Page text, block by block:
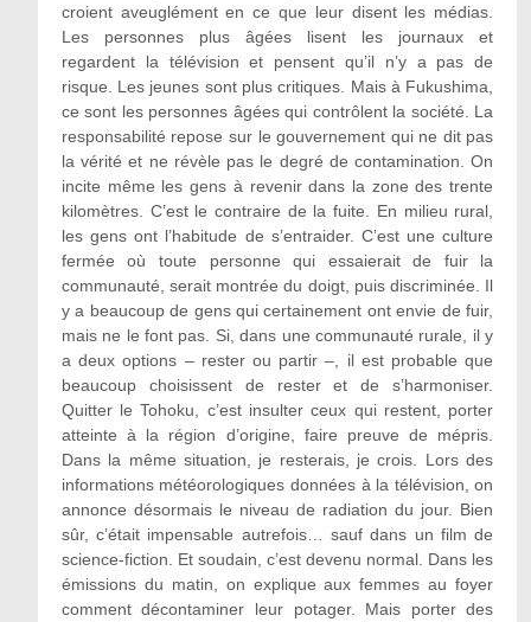
croient aveuglément en ce que leur disent les médias.
Les personnes plus âgées lisent les journaux et
regardent la télévision et pensent qu’il n’y a pas de
risque. Les jeunes sont plus critiques. Mais à Fukushima,
ce sont les personnes âgées qui contrôlent la société. La
responsabilité repose sur le gouvernement qui ne dit pas
la vérité et ne révèle pas le degré de contamination. On
incite même les gens à revenir dans la zone des trente
kilomètres. C’est le contraire de la fuite. En milieu rural,
les gens ont l’habitude de s’entraider. C’est une culture
fermée où toute personne qui essaierait de fuir la
communauté, serait montrée du doigt, puis discriminée. Il
y a beaucoup de gens qui certainement ont envie de fuir,
mais ne le font pas. Si, dans une communauté rurale, il y
a deux options – rester ou partir –, il est probable que
beaucoup choisissent de rester et de s’harmoniser.
Quitter le Tohoku, c’est insulter ceux qui restent, porter
atteinte à la région d’origine, faire preuve de mépris.
Dans la même situation, je resterais, je crois. Lors des
informations météorologiques données à la télévision, on
annonce désormais le niveau de radiation du jour. Bien
sûr, c’était impensable autrefois… sauf dans un film de
science-fiction. Et soudain, c’est devenu normal. Dans les
émissions du matin, on explique aux femmes au foyer
comment décontaminer leur potager. Mais porter des